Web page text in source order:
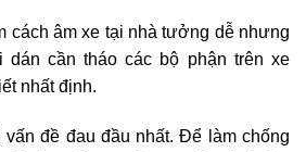
cách âm xe tại nhà tưởng dễ nhưng
dán cần tháo các bộ phận trên xe
nhất định.
đề đau đầu nhất. Để làm chống